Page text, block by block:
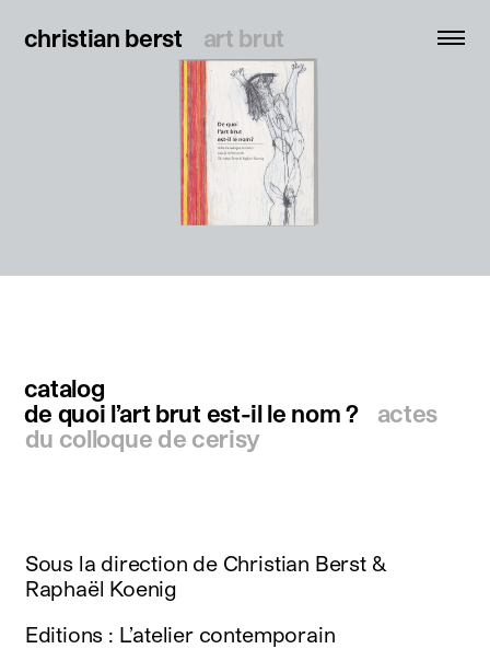
christian berst art brut
christian berst art brut
exhibitions
resources
about
contact
twitter
linkedin
youtube
newsletter
catalog
de quoi l’art brut est-il le nom ?
actes
du colloque de cerisy
Sous la direction de Christian Berst &
Raphaël Koenig
Editions : L’atelier contemporain